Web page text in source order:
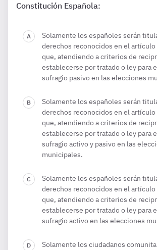
Constitución Española:
Solamente los españoles serán
derechos reconocidos en el artículo
que, atendiendo a criterios de
establecerse por tratado o ley para
sufragio pasivo en las elecciones
Solamente los españoles serán
derechos reconocidos en el artículo
que, atendiendo a criterios de
establecerse por tratado o ley para
sufragio activo y pasivo en las
municipales.
Solamente los españoles serán
derechos reconocidos en el artículo
que, atendiendo a criterios de
establecerse por tratado o ley para
sufragio activo en las elecciones
Solamente los ciudadanos